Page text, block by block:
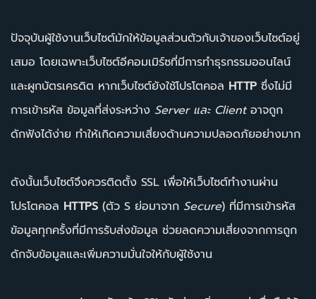
ปัจจุบันผู้ใช้งานเว็บไซต์มักให้ข้อมูลส่วนตัวกับเจ้าของเว็บไซต์อยู่
เสมอ โดยเฉพาะเว็บไซต์อีคอมเมิร์ซที่มีการทำธุรกรรมออนไลน์
และผูกบัตรเครดิต หากเว็บไซต์ยังใช้โปรโตคอล HTTP ซึ่งไม่มี
การเข้ารหัส ข้อมูลที่ส่งระหว่าง Server และ Clientอาจถูก
ดักฟังได้ง่าย ทำให้เกิดความเสี่ยงด้านความปลอดภัยอย่างมาก
ดังนั้นเว็บไซต์จึงควรติดตั้ง SSL เพื่อให้เว็บไซต์ทำงานผ่าน
โปรโตคอล HTTPS (ตัว S ย่อมาจาก Secure) ที่มีการเข้ารหัส
ข้อมูลทุกครั้งที่มีการรับส่งข้อมูล ช่วยลดความเสี่ยงจากการถูก
ดักจับข้อมูลและเพิ่มความมั่นใจให้กับผู้ใช้งาน